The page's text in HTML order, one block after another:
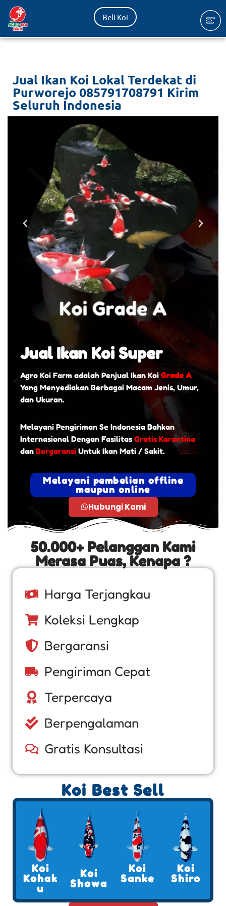
Lompat
ke
Beli Koi
Jual Ikan Koi Lokal Terdekat di
Purworejo 085791708791 Kirim
Seluruh Indonesia
Jual Ikan Koi Super
Agro Koi Farm adalah Penjual Ikan Koi Grade A
Yang Menyediakan Berbagai Macam Jenis, Umur,
dan Ukuran.
Melayani Pengiriman Se Indonesia Bahkan
Internasional Dengan Fasilitas Gratis Karantina
dan Bergaransi Untuk Ikan Mati / Sakit.
Melayani pembelian offline
maupun online
Hubungi Kami
50.000+ Pelanggan Kami
Merasa Puas, Kenapa ?
Harga Terjangkau
Koleksi Lengkap
Bergaransi
Pengiriman Cepat
Terpercaya
Berpengalaman
Gratis Konsultasi
Koi Best Sell
Koi
Kohak
u
Koi
Showa
Koi
Sanke
Koi
Shiro